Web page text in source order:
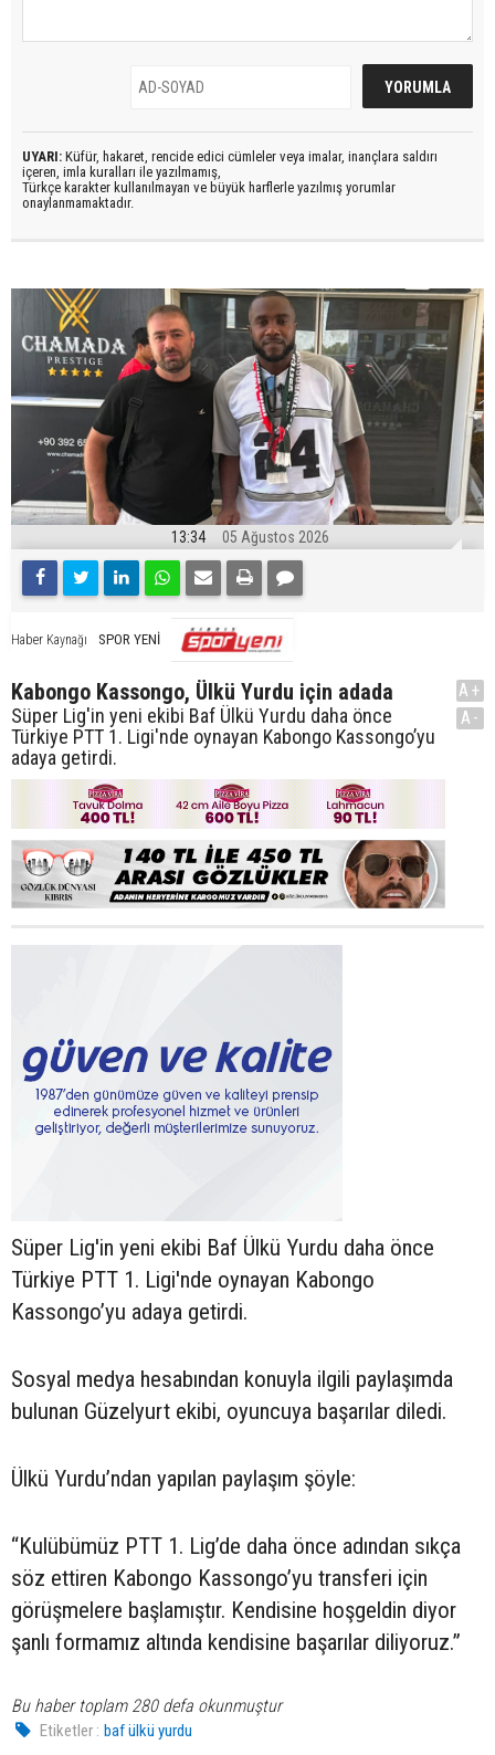
UYARI: Küfür, hakaret, rencide edici cümleler veya imalar, inançlara saldırı
içeren, imla kuralları ile yazılmamış,
Türkçe karakter kullanılmayan ve büyük harflerle yazılmış yorumlar
onaylanmamaktadır.
13:34 05 Ağustos 2026
Haber Kaynağı SPOR YENİ
Kabongo Kassongo, Ülkü Yurdu için adada
Süper Lig'in yeni ekibi Baf Ülkü Yurdu daha önce
Türkiye PTT 1. Ligi'nde oynayan Kabongo Kassongo’yu
adaya getirdi.
A+
A-
Süper Lig'in yeni ekibi Baf Ülkü Yurdu daha önce
Türkiye PTT 1. Ligi'nde oynayan Kabongo
Kassongo’yu adaya getirdi.
Sosyal medya hesabından konuyla ilgili paylaşımda
bulunan Güzelyurt ekibi, oyuncuya başarılar diledi.
Ülkü Yurdu’ndan yapılan paylaşım şöyle:
“Kulübümüz PTT 1. Lig’de daha önce adından sıkça
söz ettiren Kabongo Kassongo’yu transferi için
görüşmelere başlamıştır. Kendisine hoşgeldin diyor
şanlı formamız altında kendisine başarılar diliyoruz.”
Bu haber toplam 280 defa okunmuştur
Etiketler : baf ülkü yurdu